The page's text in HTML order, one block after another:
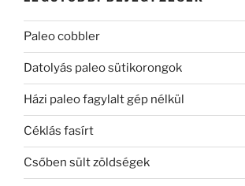
Paleo cobbler
Datolyás paleo sütikorongok
Házi paleo fagylalt gép nélkül
Céklás fasírt
Csőben sült zöldségek